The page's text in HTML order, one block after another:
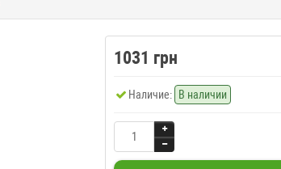
1031 грн
Наличие: В наличии